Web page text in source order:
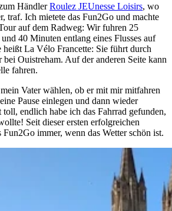
HändlerRoulez JEUnesse Loisirs, wo
traf. Ich mietete das Fun2Go und machte
auf dem Radweg: Wir fuhren 25
40 Minuten entlang eines Flusses auf
heißt La Vélo Francette: Sie führt durch
Ouistreham. Auf der anderen Seite kann
fahren.
Vater wählen, ob er mit mir mitfahren
Pause einlegen und dann wieder
toll, endlich habe ich das Fahrrad gefunden,
Seit dieser ersten erfolgreichen
immer, wenn das Wetter schön ist.